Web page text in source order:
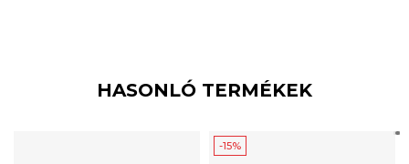
HASONLÓ TERMÉKEK
-15%